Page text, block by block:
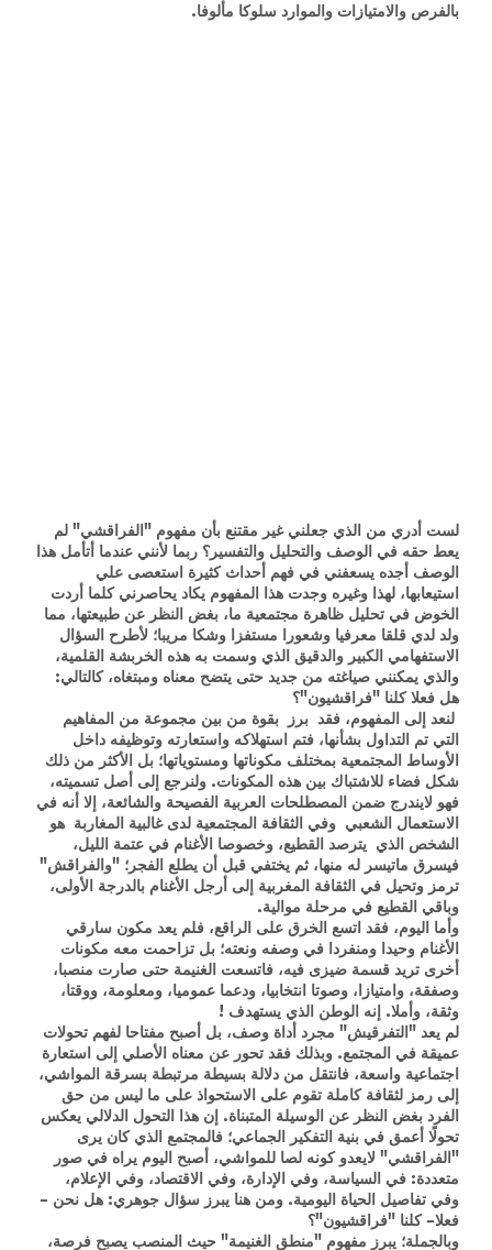
بالفرص والامتيازات والموارد سلوكا مألوفا.
لست أدري من الذي جعلني غير مقتنع بأن مفهوم "الفراقشي" لم
يعط حقه في الوصف والتحليل والتفسير؟ ربما لأنني عندما أتأمل هذا
الوصف أجده يسعفني في فهم أحداث كثيرة استعصى علي
استيعابها، لهذا وغيره وجدت هذا المفهوم يكاد يحاصرني كلما أردت
الخوض في تحليل ظاهرة مجتمعية ما، بغض النظر عن طبيعتها، مما
ولد لدي قلقا معرفيا وشعورا مستفزا وشكا مريبا؛ لأطرح السؤال
الاستفهامي الكبير والدقيق الذي وسمت به هذه الخربشة القلمية،
والذي يمكنني صياغته من جديد حتى يتضح معناه ومبتغاه، كالتالي:
هل فعلا كلنا "فراقشيون"؟
لنعد إلى المفهوم، فقد برز بقوة من بين مجموعة من المفاهيم
التي تم التداول بشأنها، فتم استهلاكه واستعارته وتوظيفه داخل
الأوساط المجتمعية بمختلف مكوناتها ومستوياتها؛ بل الأكثر من ذلك
شكل فضاء للاشتباك بين هذه المكونات. ولنرجع إلى أصل تسميته،
فهو لايندرج ضمن المصطلحات العربية الفصيحة والشائعة، إلا أنه في
الاستعمال الشعبي وفي الثقافة المجتمعية لدى غالبية المغاربة هو
الشخص الذي يترصد القطيع، وخصوصا الأغنام في عتمة الليل،
فيسرق ماتيسر له منها، ثم يختفي قبل أن يطلع الفجر؛ "والفراقش"
ترمز وتحيل في الثقافة المغربية إلى أرجل الأغنام بالدرجة الأولى،
وباقي القطيع في مرحلة موالية.
وأما اليوم، فقد اتسع الخرق على الراقع، فلم يعد مكون سارقي
الأغنام وحيدا ومنفردا في وصفه ونعته؛ بل تزاحمت معه مكونات
أخرى تريد قسمة ضيزى فيه، فاتسعت الغنيمة حتى صارت منصبا،
وصفقة، وامتيازا، وصوتا انتخابيا، ودعما عموميا، ومعلومة، ووقتا،
وثقة، وأملا. إنه الوطن الذي يستهدف !
لم يعد "التفرقيش" مجرد أداة وصف، بل أصبح مفتاحا لفهم تحولات
عميقة في المجتمع. وبذلك فقد تحور عن معناه الأصلي إلى استعارة
اجتماعية واسعة، فانتقل من دلالة بسيطة مرتبطة بسرقة المواشي،
إلى رمز لثقافة كاملة تقوم على الاستحواذ على ما ليس من حق
الفرد بغض النظر عن الوسيلة المتبناة. إن هذا التحول الدلالي يعكس
تحولًا أعمق في بنية التفكير الجماعي؛ فالمجتمع الذي كان يرى
"الفراقشي" لايعدو كونه لصا للمواشي، أصبح اليوم يراه في صور
متعددة: في السياسة، وفي الإدارة، وفي الاقتصاد، وفي الإعلام،
وفي تفاصيل الحياة اليومية. ومن هنا يبرز سؤال جوهري: هل نحن -
فعلا- كلنا "فراقشيون"؟
وبالجملة؛ يبرز مفهوم "منطق الغنيمة" حيث المنصب يصبح فرصة،